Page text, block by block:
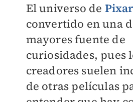
El universo de Pixar
convertido en una
mayores fuente de
curiosidades, pues
creadores suelen
de otras películas